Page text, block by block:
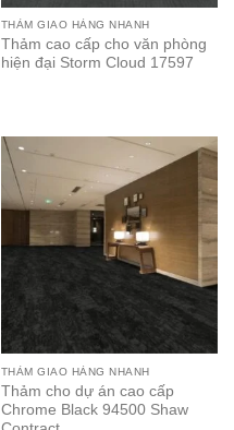
THẢM GIAO HÀNG NHANH
Thảm cao cấp cho văn phòng
hiện đại Storm Cloud 17597
THẢM GIAO HÀNG NHANH
Thảm cho dự án cao cấp
Chrome Black 94500 Shaw